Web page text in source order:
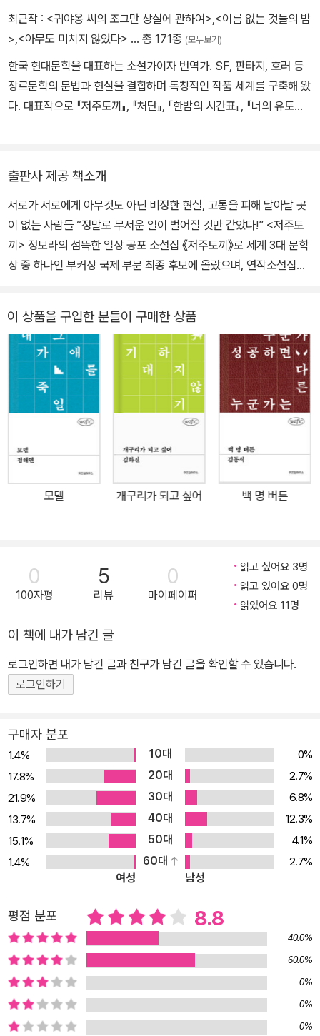
최근작 : <귀야옹 씨의 조그만 상실에 관하여>,<이름 없는 것들의 밤
>,<아무도 미치지 않았다> … 총 171종 (모두보기)
한국 현대문학을 대표하는 소설가이자 번역가. SF, 판타지, 호러 등
장르문학의 문법과 현실을 결합하며 독창적인 작품 세계를 구축해 왔
다. 대표작으로 『저주토끼』, 『처단』, 『한밤의 시간표』, 『너의 유토피
K. 딕상 후보로 선정되었다. 『한밤의 시간표』와 『붉은 칼』은 2026년
로커스상 번역소설 부문 최종 후보에 올랐다. 기이한 상상력과 날카
로운 문제의식을 바탕으로 인간의 존엄성과 사회적 불평등, 사랑과
연대의 가능성을 꾸준히 탐구해 온 작가다.
출판사 제공 책소개
서로가 서로에게 아무것도 아닌 비정한 현실, 고통을 피해 달아날 곳
이 없는 사람들 “정말로 무서운 일이 벌어질 것만 같았다!” <저주토
끼> 정보라의 섬뜩한 일상 공포 소설집 《저주토끼》로 세계 3대 문학
상 중 하나인 부커상 국제 부문 최종 후보에 올랐으며, 연작소설집
설 《창문》이 위즈덤하우스 단편소설 시리즈 위픽으로 출간되었다. 인
공지능이 방대한 데이터를 학습하는 시대, 정부는 인간의 뇌를 통째
로 데이터화하는 프로젝트를 진행한다. 인터넷을 떠도는 ‘가짜’ 정보
가 아닌 ‘진짜’ 인간의 뇌를 인공지능에게 학습시키고, 이를 기반으로
사회 발전을 도모하겠다는 것. 달리 갈 곳이 없던 ‘나’는 공짜로 재워
주고 돈도 준다는 이유만으로 정부의 프로젝트에 참여하기로 결정하
고, 산골짜기 한가운데에 위치한 기계학습센터에 입주한다. “제18차
기술지식혁명 어쩌고 토탈 인공지능 파워빌딩 프로젝트가 저쩌고 뭔
지 알 수 없는 텅 비고 화려한 수식어”처럼 번쩍거리고 매끈한 공간이
아닌, 기계학습센터는 산골짜기 한가운데 폐교된 대학교 기숙사를 개
매를 연상시킨다. 변두리로 내몰린 사람들, 밀려나고 밀려나다 못해
더 이상 갈 곳 없는 사람들, “살아 있으니까 살고 있을 뿐”인 “아무것
도 아닌” 사람들이 그저 공짜로 재워주고 돈도 준다는 이유만으로 자
정보를 업로드하는 단조로운 일상이지만, ‘나’에게는 뜻하지 않은 사
건들이 곰팡이처럼 스멀스멀 솟아나기 시작한다. 맥락 없는 대화와
과장된 아첨을 덧붙이며 다가오는 915호 또라이를 마주치는가 하면,
로 휘저으며 펼쳐진다. 불특정 다수의 인간들이 모여 두뇌를 연결하
는 아주 단순한 행위를 반복하는 이 폐쇄적인 공간에서, 존재감을 드
러내는 불쾌한 타인과 뇌 속을 침입하는 황당한 화면들이 반복해서
‘나’를 헤집는 가운데, 실체를 알 수 없는 정부의 프로젝트도 끝을 향
해 달려간다. 일상 속 무시무시한 공포와 뒤통수를 강타하는 듯 완벽
하게 전복되는 이야기의 힘은 정보라 작가의 가장 큰 무기다. 독자들
은 ‘나’가 피해자라고 생각하며 소설을 따라가다가, 순식간에 가해자
로 바뀐 뒤에도 쉽사리 이입된 감정에서 빠져나오지 못하고 끝내 묘
한 통쾌함과 상쾌함을 느끼며 혼란에 빠져든다. 소설을 읽는 동안 “불
길하고 사악한 어떤 것이 머릿속에 차근차근, 한 톨씩, 한 방울씩 스미
는 것”처럼 뇌를 점령당한 기분을 느끼다가, 책을 덮고 나면 비로소
진정한 공포가 시작된다. 과연 진짜 또라이는 누구일까? 나는 절대로
아니라고 말할 수 있을까? ‘단 한 편의 이야기’를 깊게 호흡하는 특별
한 경험 위즈덤하우스는 2022년 11월부터 단편소설 연재 프로젝트
‘위클리 픽션’을 통해 오늘 한국문학의 가장 다양한 모습, 가장 새로운
이야기를 일주일에 한 편씩 소개하고 있다. 구병모 〈파쇄〉, 조예은 〈만
이 상품을 구입한 분들이 구매한 상품
모델 개구리가 되고 싶어 백 명 버튼
0
100자평
5
리뷰
0
마이페이퍼
읽고 싶어요 3명
읽고 있어요 0명
읽었어요 11명
이 책에 내가 남긴 글
로그인하면 내가 남긴 글과 친구가 남긴 글을 확인할 수 있습니다.
로그인하기
구매자 분포
1.4% 10대
0%
17.8%
20대
2.7%
21.9%
30대
6.8%
13.7%
40대
12.3%
15.1%
50대
4.1%
1.4%
60대
2.7%
여성
남성
평점 분포 8.8
40.0%
60.0%
0%
0%
0%